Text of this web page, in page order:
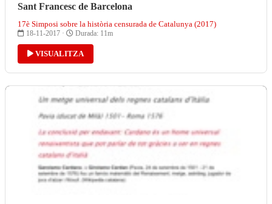
Sant Francesc de Barcelona
17è Simposi sobre la història censurada de Catalunya (2017)
18-11-2017 · Durada: 11m
VISUALITZA